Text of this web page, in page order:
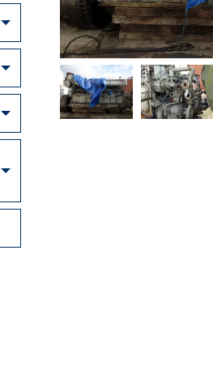
Toggle Dropdown
Toggle Dropdown
Toggle Dropdown
Toggle Dropdown